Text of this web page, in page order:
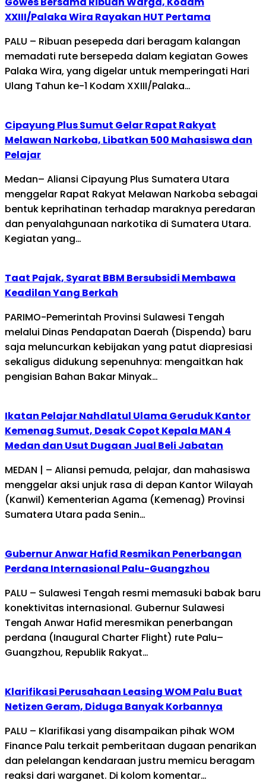
XXIII/Palaka Wira Rayakan HUT Pertama
PALU – Ribuan pesepeda dari beragam kalangan
memadati rute bersepeda dalam kegiatan Gowes
Palaka Wira, yang digelar untuk memperingati Hari
Ulang Tahun ke-1 Kodam XXIII/Palaka…
Cipayung Plus Sumut Gelar Rapat Rakyat
Melawan Narkoba, Libatkan 500 Mahasiswa dan
Pelajar
Medan– Aliansi Cipayung Plus Sumatera Utara
menggelar Rapat Rakyat Melawan Narkoba sebagai
bentuk keprihatinan terhadap maraknya peredaran
dan penyalahgunaan narkotika di Sumatera Utara.
Kegiatan yang…
Taat Pajak, Syarat BBM Bersubsidi Membawa
Keadilan Yang Berkah
PARIMO-Pemerintah Provinsi Sulawesi Tengah
melalui Dinas Pendapatan Daerah (Dispenda) baru
saja meluncurkan kebijakan yang patut diapresiasi
sekaligus didukung sepenuhnya: mengaitkan hak
pengisian Bahan Bakar Minyak…
Ikatan Pelajar Nahdlatul Ulama Geruduk Kantor
Kemenag Sumut, Desak Copot Kepala MAN 4
Medan dan Usut Dugaan Jual Beli Jabatan
MEDAN | – Aliansi pemuda, pelajar, dan mahasiswa
menggelar aksi unjuk rasa di depan Kantor Wilayah
(Kanwil) Kementerian Agama (Kemenag) Provinsi
Sumatera Utara pada Senin…
Gubernur Anwar Hafid Resmikan Penerbangan
Perdana Internasional Palu-Guangzhou
PALU – Sulawesi Tengah resmi memasuki babak baru
konektivitas internasional. Gubernur Sulawesi
Tengah Anwar Hafid meresmikan penerbangan
perdana (Inaugural Charter Flight) rute Palu–
Guangzhou, Republik Rakyat…
Klarifikasi Perusahaan Leasing WOM Palu Buat
Netizen Geram, Diduga Banyak Korbannya
PALU – Klarifikasi yang disampaikan pihak WOM
Finance Palu terkait pemberitaan dugaan penarikan
dan pelelangan kendaraan justru memicu beragam
reaksi dari warganet. Di kolom komentar…